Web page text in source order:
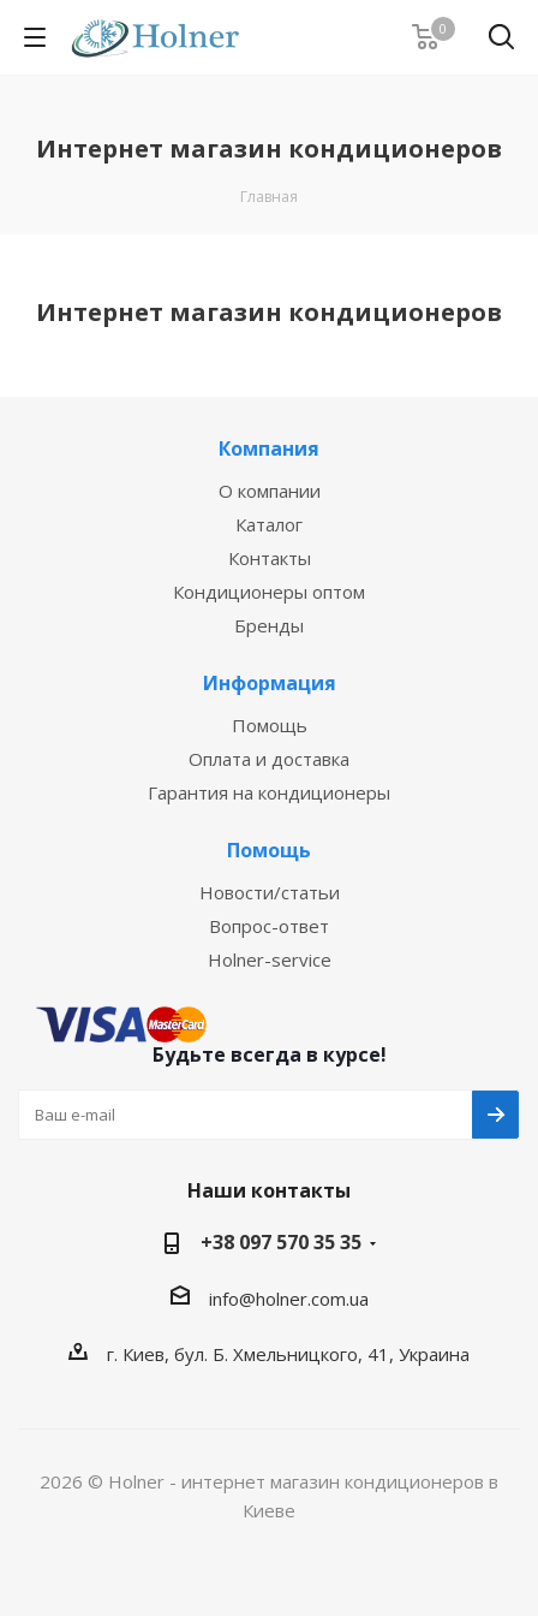
0
Интернет магазин кондиционеров
Главная
Интернет магазин кондиционеров
Компания
О компании
Каталог
Контакты
Кондиционеры оптом
Бренды
Информация
Помощь
Оплата и доставка
Гарантия на кондиционеры
Помощь
Новости/статьи
Вопрос-ответ
Holner-service
Будьте всегда в курсе!
Наши контакты
+38 097 570 35 35
info@holner.com.ua
г. Киев, бул. Б. Хмельницкого, 41, Украина
2026 © Holner - интернет магазин кондиционеров в
Киеве